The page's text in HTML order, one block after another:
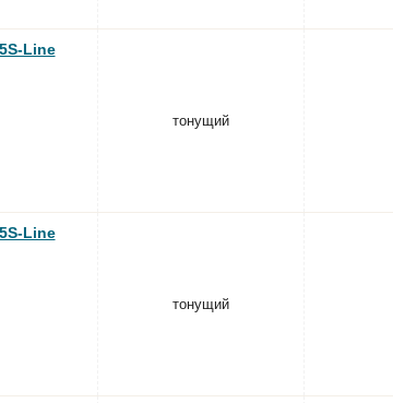
Line
тонущий
Line
тонущий